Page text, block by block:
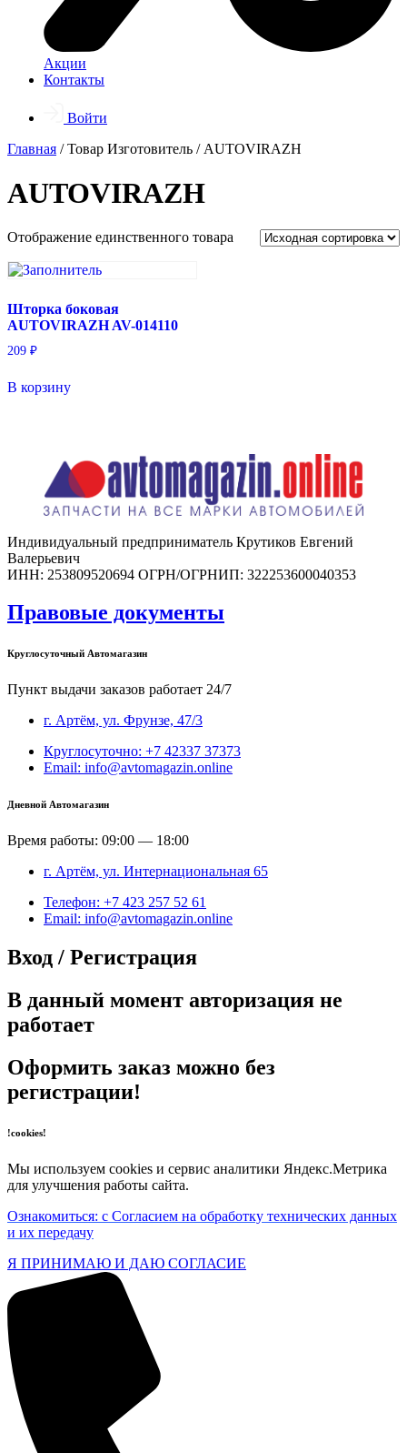
Акции
Контакты
Войти
Главная / Товар Изготовитель / AUTOVIRAZH
AUTOVIRAZH
Отображение единственного товара
Шторка боковая
AUTOVIRAZH AV-014110
209 ₽
В корзину
Индивидуальный предприниматель Крутиков Евгений
Валерьевич
ИНН: 253809520694 ОГРН/ОГРНИП: 322253600040353
Правовые документы
Круглосуточный Автомагазин
Пункт выдачи заказов работает 24/7
г. Артём, ул. Фрунзе, 47/3
Круглосуточно: +7 42337 37373
Email: info@avtomagazin.online
Дневной Автомагазин
Время работы: 09:00 — 18:00
г. Артём, ул. Интернациональная 65
Телефон: +7 423 257 52 61
Email: info@avtomagazin.online
Вход / Регистрация
В данный момент авторизация не
работает
Оформить заказ можно без
регистрации!
!cookies!
Мы используем cookies и сервис аналитики Яндекс.Метрика
для улучшения работы сайта.
Ознакомиться: с Согласием на обработку технических данных
и их передачу
Я ПРИНИМАЮ И ДАЮ СОГЛАСИЕ